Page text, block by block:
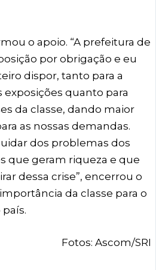
o apoio. “A prefeitura de
por obrigação e eu
dispor, tanto para a
exposições quanto para
da classe, dando maior
as nossas demandas.
dos problemas dos
que geram riqueza e que
dessa crise”, encerrou o
da classe para o
Fotos: Ascom/SRI